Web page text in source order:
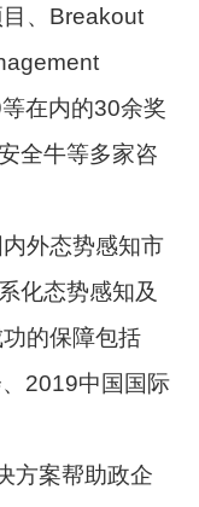
、Breakout
在内的30余奖
全牛等多家咨
外态势感知市
化态势感知及
的保障包括
2019中国国际
案帮助政企